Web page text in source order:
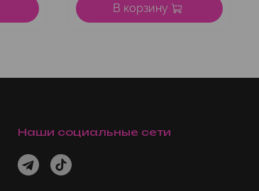
В корзину
Наши социальные сети